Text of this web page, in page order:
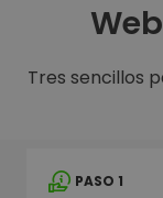
Tres sencillos
PASO 1